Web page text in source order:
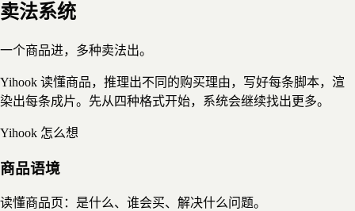
卖法系统
一个商品进，多种卖法出。
Yihook 读懂商品，推理出不同的购买理由，写好每条脚本，渲
染出每条成片。先从四种格式开始，系统会继续找出更多。
Yihook 怎么想
商品语境
读懂商品页：是什么、谁会买、解决什么问题。